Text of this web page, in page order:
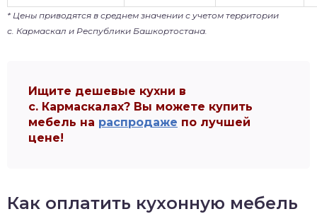
* Цены приводятся в среднем значении с учетом территории
с. Кармаскал и Республики Башкортостана.
Ищите дешевые кухни в
с. Кармаскалах? Вы можете купить
мебель на распродаже по лучшей
цене!
Как оплатить кухонную мебель